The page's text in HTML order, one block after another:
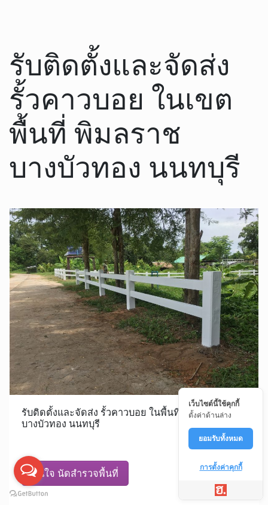
รับติดตั้งและจัดส่ง
รั้วคาวบอย ในเขต
พื้นที่ พิมลราช
บางบัวทอง นนทบุรี
รับติดตั้งและจัดส่ง รั้วคาวบอย ในพื้นที่ พิมลราช
บางบัวทอง นนทบุรี
สนใจ นัดสำรวจพื้นที่
เว็บไซต์นี้ใช้คุกกี้
ตั้งค่าด้านล่าง
ยอมรับทั้งหมด
การตั้งค่าคุกกี้